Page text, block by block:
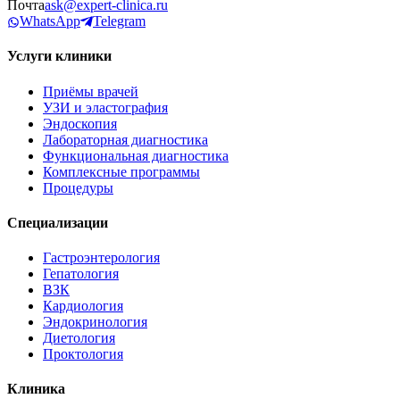
Почтаask@expert-clinica.ru
WhatsApp
Telegram
Услуги клиники
Приёмы врачей
УЗИ и эластография
Эндоскопия
Лабораторная диагностика
Функциональная диагностика
Комплексные программы
Процедуры
Специализации
Гастроэнтерология
Гепатология
ВЗК
Кардиология
Эндокринология
Диетология
Проктология
Клиника